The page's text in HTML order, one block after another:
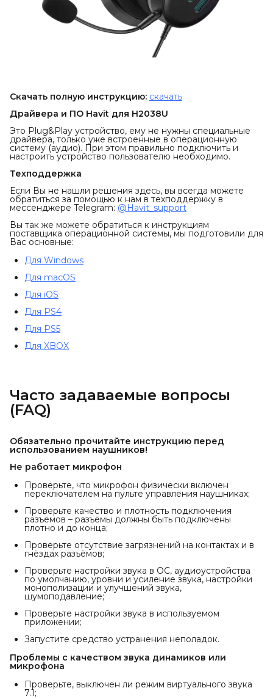
Скачать полную инструкцию: скачать
Драйвера и ПО Havit для H2038U
Это Plug&Play устройство, ему не нужны специальные
драйвера, только уже встроенные в операционную
систему (аудио). При этом правильно подключить и
настроить устройство пользователю необходимо.
Техподдержка
Если Вы не нашли решения здесь, вы всегда можете
обратиться за помощью к нам в техподдержку в
мессенджере Telegram: @Havit_support
Вы так же можете обратиться к инструкциям
поставщика операционной системы, мы подготовили для
Вас основные:
Для Windows
Для macOS
Для iOS
Для PS4
Для PS5
Для XBOX
Часто задаваемые вопросы
(FAQ)
Обязательно прочитайте инструкцию перед
использованием наушников!
Не работает микрофон
Проверьте, что микрофон физически включен
переключателем на пульте управления наушниках;
Проверьте качество и плотность подключения
разъёмов – разъёмы должны быть подключены
плотно и до конца;
Проверьте отсутствие загрязнений на контактах и в
гнёздах разъёмов;
Проверьте настройки звука в ОС, аудиоустройства
по умолчанию, уровни и усиление звука, настройки
монополизации и улучшений звука,
шумоподавление;
Проверьте настройки звука в используемом
приложении;
Запустите средство устранения неполадок.
Проблемы с качеством звука динамиков или
микрофона
Проверьте, выключен ли режим виртуального звука
7.1;